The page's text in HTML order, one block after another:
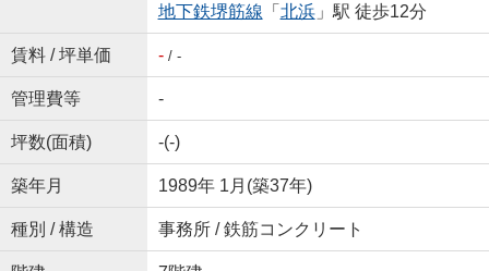
地下鉄堺筋線 「 北浜」駅 徒歩12分
賃料 / 坪単価 -/ -
管理費等 -
坪数(面積) -(-)
築年月 1989年 1月(築37年)
種別 / 構造 事務所 / 鉄筋コンクリート